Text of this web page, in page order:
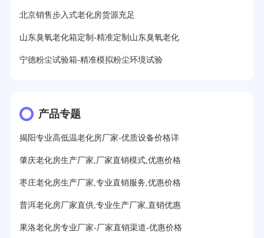
北京销售步入式老化房货源充足
山东臭氧老化箱定制-精准定制山东臭氧老化
宁德粉尘试验箱-精准模拟粉尘环境试验
产品专题
揭阳专业高低温老化房厂家-优质设备价格详
肇庆老化房生产厂家,厂家直销模式,优惠价格
枣庄老化房生产厂家,专业直销服务,优惠价格
普洱老化房厂家直供,专业生产厂家,直销优惠
果洛老化房专业厂家-厂家直销渠道-优惠价格